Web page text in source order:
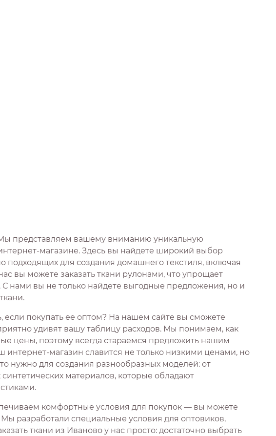
представляем вашему вниманию уникальную
магазине. Здесь вы найдете широкий выбор
подходящих для создания домашнего текстиля, включая
вы можете заказать ткани рулонами, что упрощает
нами вы не только найдете выгодные предложения, но и
если покупать ее оптом? На нашем сайте вы сможете
удивят вашу таблицу расходов. Мы понимаем, как
цены, поэтому всегда стараемся предложить нашим
магазин славится не только низкими ценами, но
нужно для создания разнообразных моделей: от
материалов, которые обладают
комфортные условия для покупок — вы можете
разработали специальные условия для оптовиков,
ткани из Иваново у нас просто: достаточно выбрать